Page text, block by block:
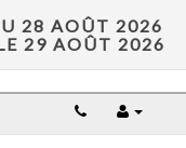
28 AOÛT 2026
29 AOÛT 2026